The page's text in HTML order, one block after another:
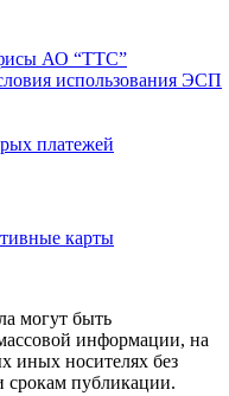
АО “ТТС”
использования ЭСП
карты
могут быть
информации, на
иных носителях без
срокам публикации.